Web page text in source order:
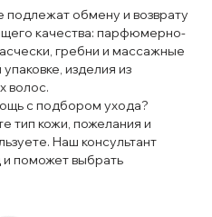
обмену и возврату
качества: парфюмерно-
гребни и массажные
изделия из
волос.
с подбором ухода?
тип кожи, пожелания и
Наш консультант
поможет выбрать